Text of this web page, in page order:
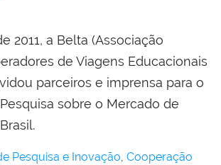
2011, a Belta (Associação
de Viagens Educacionais
parceiros e imprensa para o
sobre o Mercado de
Pesquisa e Inovação, Cooperação